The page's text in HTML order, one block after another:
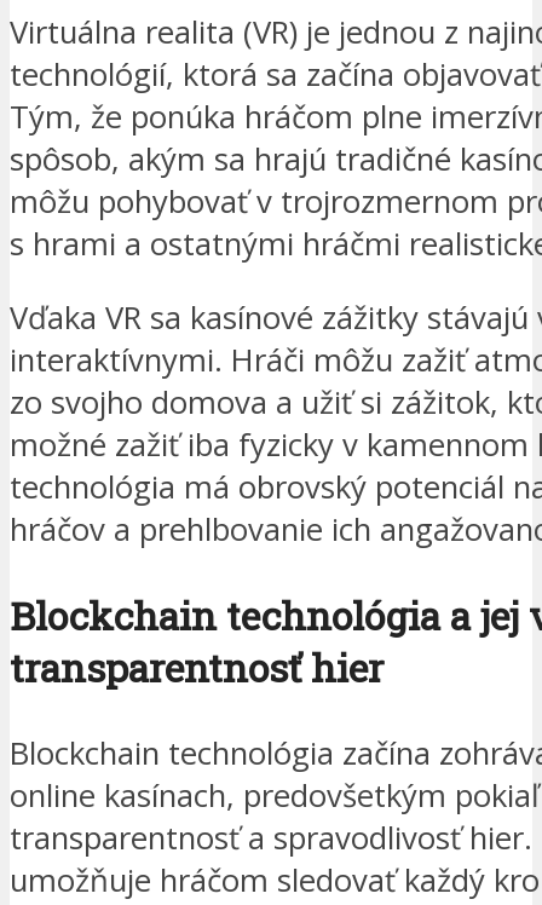
Virtuálna realita (VR) je jednou z
technológií, ktorá sa začína
Tým, že ponúka hráčom plne
spôsob, akým sa hrajú tradičné
môžu pohybovať v trojrozmernom
s hrami a ostatnými hráčmi
Vďaka VR sa kasínové zážitky
interaktívnymi. Hráči môžu zažiť
zo svojho domova a užiť si zážitok,
možné zažiť iba fyzicky v kamennom
technológia má obrovský potenciál
hráčov a prehlbovanie ich
Blockchain technológia a jej
transparentnosť hier
Blockchain technológia začína
online kasínach, predovšetkým
transparentnosť a spravodlivosť
umožňuje hráčom sledovať každý